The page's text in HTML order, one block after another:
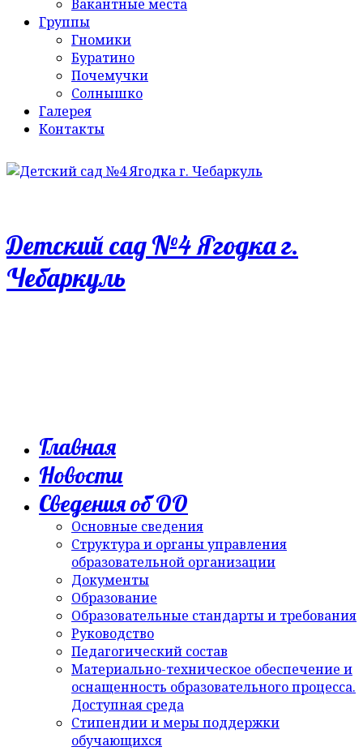
Вакантные места
Группы
Гномики
Буратино
Почемучки
Солнышко
Галерея
Контакты
Детский сад №4 Ягодка г.
Чебаркуль
Главная
Новости
Сведения об ОО
Основные сведения
Структура и органы управления
образовательной организации
Документы
Образование
Образовательные стандарты и требования
Руководство
Педагогический состав
Материально-техническое обеспечение и
оснащенность образовательного процесса.
Доступная среда
Стипендии и меры поддержки
обучающихся